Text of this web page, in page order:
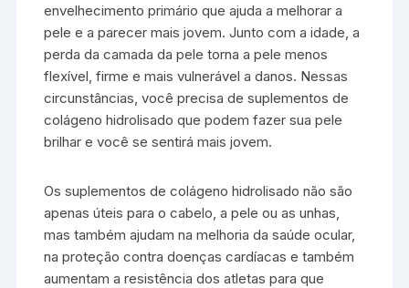
envelhecimento primário que ajuda a melhorar a
pele e a parecer mais jovem. Junto com a idade, a
perda da camada da pele torna a pele menos
flexível, firme e mais vulnerável a danos. Nessas
circunstâncias, você precisa de suplementos de
colágeno hidrolisado que podem fazer sua pele
brilhar e você se sentirá mais jovem.
Os suplementos de colágeno hidrolisado não são
apenas úteis para o cabelo, a pele ou as unhas,
mas também ajudam na melhoria da saúde ocular,
na proteção contra doenças cardíacas e também
aumentam a resistência dos atletas para que